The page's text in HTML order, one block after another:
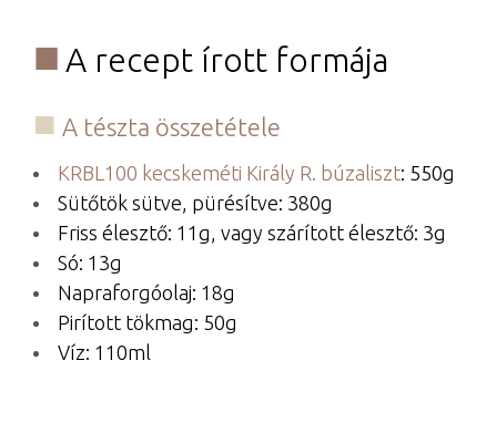
A recept írott formája
A tészta összetétele
KRBL100 kecskeméti Király R. búzaliszt: 550g
Sütőtök sütve, pürésítve: 380g
Friss élesztő: 11g, vagy szárított élesztő: 3g
Só: 13g
Napraforgóolaj: 18g
Pirított tökmag: 50g
Víz: 110ml